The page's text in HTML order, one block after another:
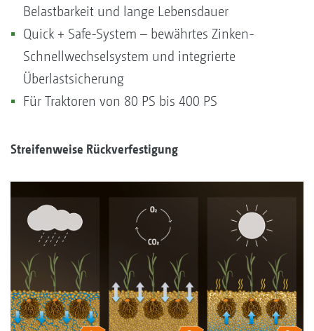
Belastbarkeit und lange Lebensdauer
Quick + Safe-System – bewährtes Zinken-
Schnellwechselsystem und integrierte
Überlastsicherung
Für Traktoren von 80 PS bis 400 PS
Streifenweise Rückverfestigung